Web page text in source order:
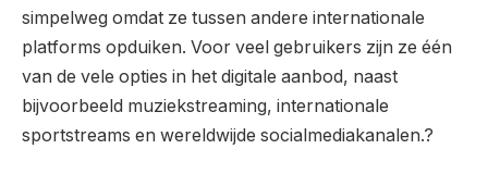
simpelweg omdat ze tussen andere internationale
platforms opduiken. Voor veel gebruikers zijn ze één
van de vele opties in het digitale aanbod, naast
bijvoorbeeld muziekstreaming, internationale
sportstreams en wereldwijde socialmediakanalen.?